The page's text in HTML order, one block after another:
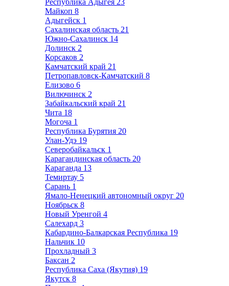
Республика Адыгея 23
Майкоп 8
Адыгейск 1
Сахалинская область 21
Южно-Сахалинск 14
Долинск 2
Корсаков 2
Камчатский край 21
Петропавловск-Камчатский 8
Елизово 6
Вилючинск 2
Забайкальский край 21
Чита 18
Могоча 1
Республика Бурятия 20
Улан-Удэ 19
Северобайкальск 1
Карагандинская область 20
Караганда 13
Темиртау 5
Сарань 1
Ямало-Ненецкий автономный округ 20
Ноябрьск 8
Новый Уренгой 4
Салехард 3
Кабардино-Балкарская Республика 19
Нальчик 10
Прохладный 3
Баксан 2
Республика Саха (Якутия) 19
Якутск 8